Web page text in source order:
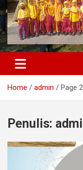
Home admin Page 2
Penulis: